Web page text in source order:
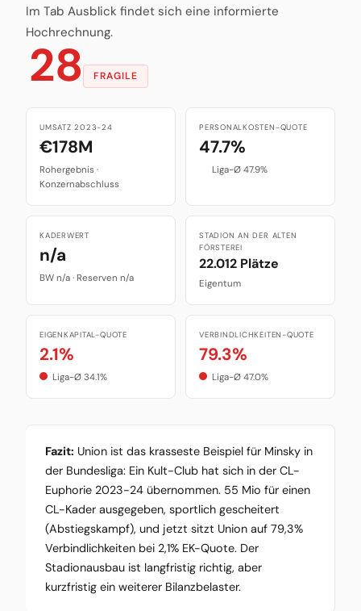
Im Tab Ausblick findet sich eine informierte
Hochrechnung.
28 FRAGILE
UMSATZ 2023-24
€178M
Rohergebnis ·
Konzernabschluss
PERSONALKOSTEN-QUOTE
47.7%
Liga-Ø 47.9%
KADERWERT
n/a
BW n/a · Reserven n/a
STADION AN DER ALTEN
FÖRSTEREI
22.012 Plätze
Eigentum
EIGENKAPITAL-QUOTE
2.1%
Liga-Ø 34.1%
VERBINDLICHKEITEN-QUOTE
79.3%
Liga-Ø 47.0%
Fazit: Union ist das krasseste Beispiel für Minsky in
der Bundesliga: Ein Kult-Club hat sich in der CL-
Euphorie 2023-24 übernommen. 55 Mio für einen
CL-Kader ausgegeben, sportlich gescheitert
(Abstiegskampf), und jetzt sitzt Union auf 79,3%
Verbindlichkeiten bei 2,1% EK-Quote. Der
Stadionausbau ist langfristig richtig, aber
kurzfristig ein weiterer Bilanzbelaster.